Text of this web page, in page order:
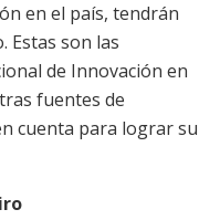
en el país, tendrán
Estas son las
de Innovación en
fuentes de
cuenta para lograr su